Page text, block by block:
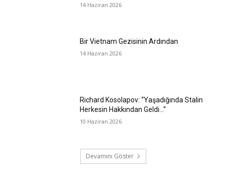
14 Haziran 2026
Bir Vietnam Gezisinin Ardından
14 Haziran 2026
Richard Kosolapov: “Yaşadığında Stalin
Herkesin Hakkından Geldi…”
10 Haziran 2026
Devamını Göster